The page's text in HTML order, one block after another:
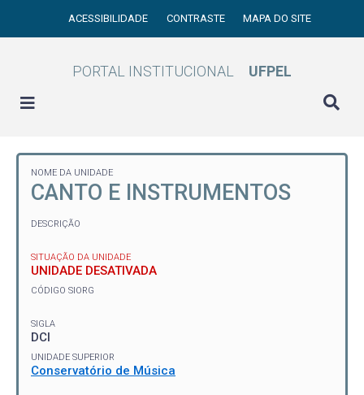
ACESSIBILIDADE CONTRASTE MAPA DO SITE
PORTAL INSTITUCIONAL UFPEL
NOME DA UNIDADE
CANTO E INSTRUMENTOS
DESCRIÇÃO
SITUAÇÃO DA UNIDADE
UNIDADE DESATIVADA
CÓDIGO SIORG
SIGLA
DCI
UNIDADE SUPERIOR
Conservatório de Música